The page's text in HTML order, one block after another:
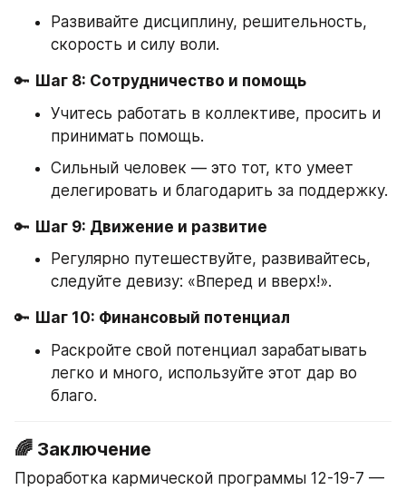
Развивайте дисциплину, решительность,
скорость и силу воли.
🔑 Шаг 8: Сотрудничество и помощь
Учитесь работать в коллективе, просить и
принимать помощь.
Сильный человек — это тот, кто умеет
делегировать и благодарить за поддержку.
🔑 Шаг 9: Движение и развитие
Регулярно путешествуйте, развивайтесь,
следуйте девизу: «Вперед и вверх!».
🔑 Шаг 10: Финансовый потенциал
Раскройте свой потенциал зарабатывать
легко и много, используйте этот дар во
благо.
🌈 Заключение
Проработка кармической программы 12-19-7 —